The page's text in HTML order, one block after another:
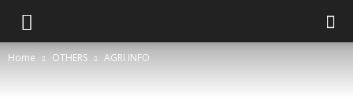
Home OTHERS AGRI INFO